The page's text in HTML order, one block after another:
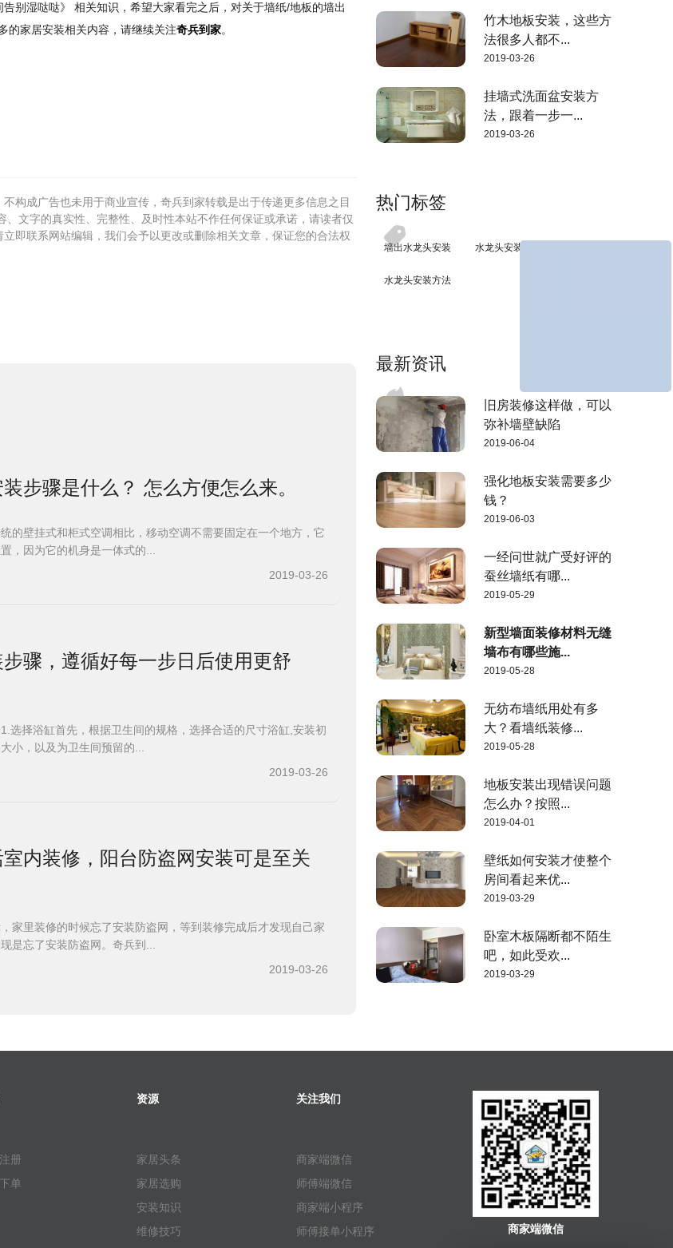
别湿哒哒》 相关知识，希望大家看完之后，对关于墙纸/地板的墙出
的家居安装相关内容，请继续关注奇兵到家。
构成广告也未用于商业宣传，奇兵到家转载是出于传递更多信息之目
文字的真实性、完整性、及时性本站不作任何保证或承诺，请读者仅
即联系网站编辑，我们会予以更改或删除相关文章，保证您的合法权
步骤是什么？ 怎么方便怎么来。
的壁挂式和柜式空调相比，移动空调不需要固定在一个地方，它
，因为它的机身是一体式的...
2019-03-26
骤，遵循好每一步日后使用更舒
选择浴缸首先，根据卫生间的规格，选择合适的尺寸浴缸,安装初
小，以及为卫生间预留的...
2019-03-26
内装修，阳台防盗网安装可是至关
家里装修的时候忘了安装防盗网，等到装修完成后才发现自己家
是忘了安装防盗网。奇兵到...
2019-03-26
竹木地板安装，这些方
法很多人都不...
2019-03-26
挂墙式洗面盆安装方
法，跟着一步一...
2019-03-26
热门标签
墙出水龙头安装 水龙头安装
水龙头安装方法
最新资讯
旧房装修这样做，可以
弥补墙壁缺陷
2019-06-04
强化地板安装需要多少
钱？
2019-06-03
一经问世就广受好评的
蚕丝墙纸有哪...
2019-05-29
新型墙面装修材料无缝
墙布有哪些施...
2019-05-28
无纺布墙纸用处有多
大？看墙纸装修...
2019-05-28
地板安装出现错误问题
怎么办？按照...
2019-04-01
壁纸如何安装才使整个
房间看起来优...
2019-03-29
卧室木板隔断都不陌生
吧，如此受欢...
2019-03-29
册
单
资源
家居头条
家居选购
安装知识
维修技巧
关注我们
商家端微信
师傅端微信
商家端小程序
师傅接单小程序
商家端微信